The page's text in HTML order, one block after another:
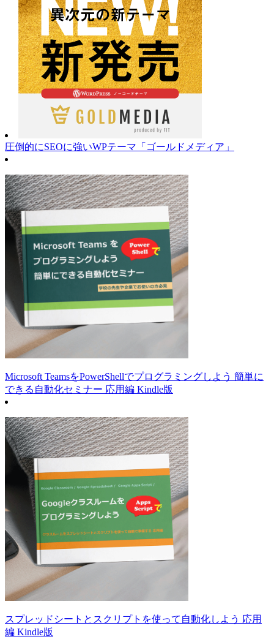
圧倒的にSEOに強いWPテーマ「ゴールドメディア」
Microsoft TeamsをPowerShellでプログラミングしよう 簡単に
できる自動化セミナー 応用編 Kindle版
スプレッドシートとスクリプトを使って自動化しよう 応用
編 Kindle版